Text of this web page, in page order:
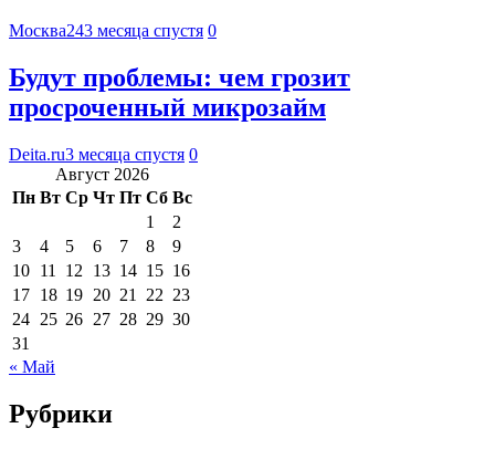
Москва243 месяца спустя 0
Будут проблемы: чем грозит
просроченный микрозайм
Deita.ru3 месяца спустя 0
Август 2026
Пн Вт Ср Чт Пт Сб Вс
1
2
3
4 5 6 7 8
9
10 11 12 13 14 15 16
17 18 19 20 21 22 23
24 25 26 27 28 29 30
31
« Май
Рубрики